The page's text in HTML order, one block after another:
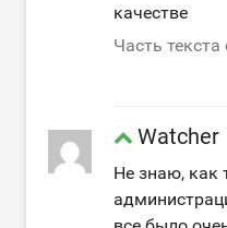
качестве
Часть
Watcher
Не знаю, как